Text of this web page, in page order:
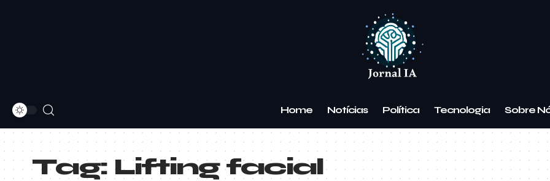
Home Notícias Política Tecnologia Sobre
Tag: Lifting facial